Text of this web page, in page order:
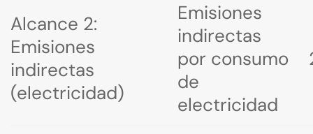
Alcance 2:
Emisiones
indirectas
(electricidad)
Emisiones
indirectas
por consumo
de
electricidad